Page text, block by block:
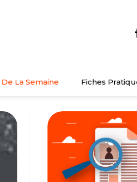
La Semaine Fiches